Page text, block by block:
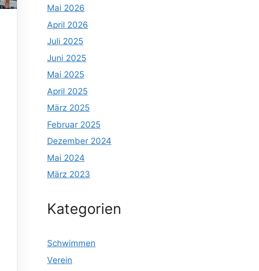
Mai 2026
April 2026
Juli 2025
Juni 2025
Mai 2025
April 2025
März 2025
Februar 2025
Dezember 2024
Mai 2024
März 2023
Kategorien
Schwimmen
Verein